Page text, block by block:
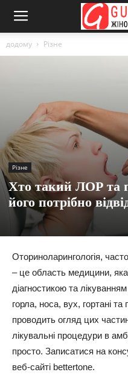
додому Різне
Різне
Хто такий ЛОР та
його потрібно
Оториноларингологія,
– це область медицини,
діагностикою та
горла, носа, вух, гортані
проводить огляд цих
лікувальні процедури в
просто. Записатися на
веб-сайті bettertone.